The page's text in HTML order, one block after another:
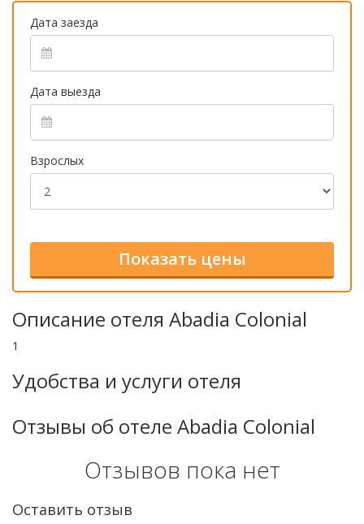
Дата заезда
Дата выезда
Взрослых
Описание отеля Abadia Colonial
1
Удобства и услуги отеля
Отзывы об отеле Abadia Colonial
Отзывов пока нет
Оставить отзыв